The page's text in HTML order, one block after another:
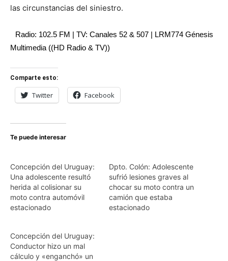
las circunstancias del siniestro.
Radio: 102.5 FM | TV: Canales 52 & 507 | LRM774 Génesis
Multimedia ((HD Radio & TV))
Comparte esto:
Twitter Facebook
Te puede interesar
Concepción del Uruguay:
Una adolescente resultó
herida al colisionar su
moto contra automóvil
estacionado
Dpto. Colón: Adolescente
sufrió lesiones graves al
chocar su moto contra un
camión que estaba
estacionado
Concepción del Uruguay:
Conductor hizo un mal
cálculo y «enganchó» un